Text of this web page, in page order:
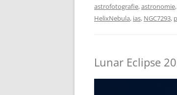
astrofotografie,astronomie,
HelixNebula, ias, NGC7293,
Lunar Eclipse